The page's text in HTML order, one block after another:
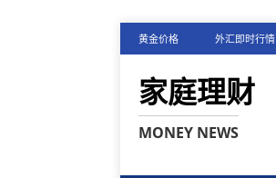
黄金价格 外汇即时行情
家庭理财
MONEY NEWS